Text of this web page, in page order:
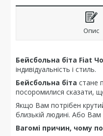
Опис
Бейсбольна біта Fiat
індивідуальність і стиль.
Бейсбольна біта стане
посоромилися сказати,
Якщо Вам потрібен
близькій людині. Або Вам
Вагомі причин, чому